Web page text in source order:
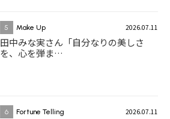
5 Make Up 2026.07.11
田中みな実さん「自分なりの美しさ
を、心を弾ま…
6 Fortune Telling 2026.07.11